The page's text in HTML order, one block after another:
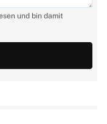
und bin damit